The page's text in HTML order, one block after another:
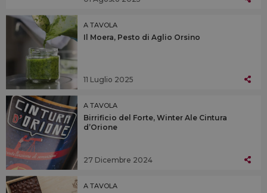
A TAVOLA
Il Moera, Pesto di Aglio Orsino
11 Luglio 2025
A TAVOLA
Birrificio del Forte, Winter Ale Cintura
d’Orione
27 Dicembre 2024
A TAVOLA